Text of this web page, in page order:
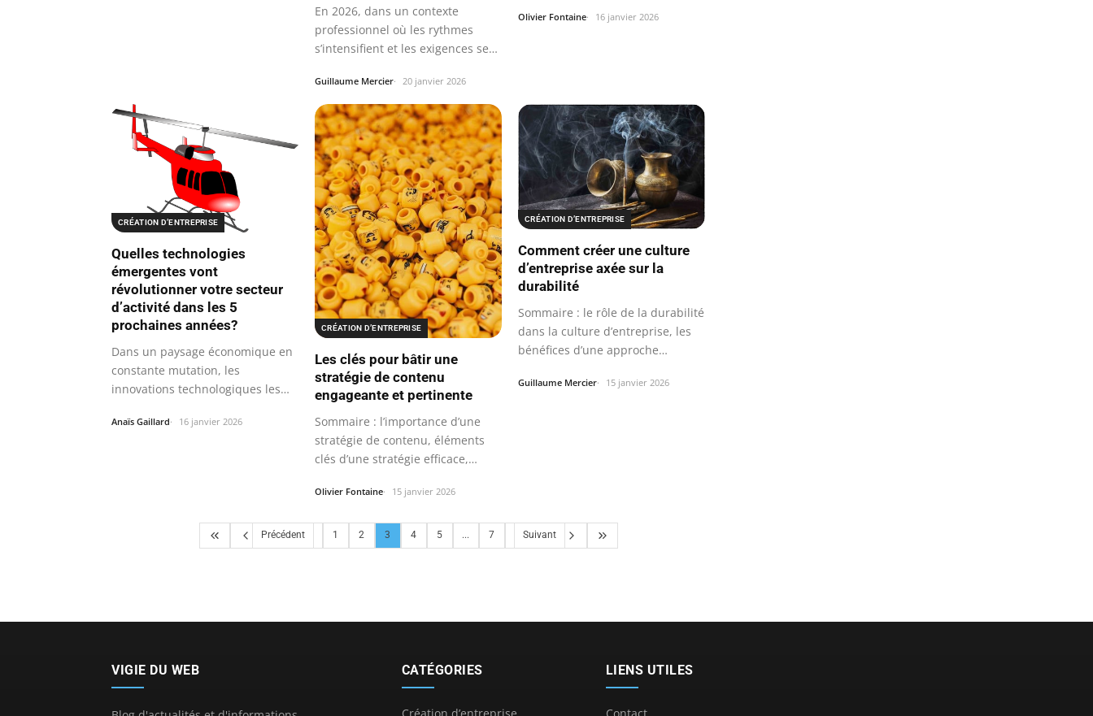
En 2026, dans un contexte
professionnel où les rythmes
s’intensifient et les exigences se…
Guillaume Mercier 20 janvier 2026
Olivier Fontaine 16 janvier 2026
CRÉATION D’ENTREPRISE
Quelles technologies
émergentes vont
révolutionner votre secteur
d’activité dans les 5
prochaines années?
Dans un paysage économique en
constante mutation, les
innovations technologiques les
Anaïs Gaillard 16 janvier 2026
CRÉATION D’ENTREPRISE
Les clés pour bâtir une
stratégie de contenu
engageante et pertinente
Sommaire : l’importance d’une
stratégie de contenu, éléments
clés d’une stratégie efficace,
Olivier Fontaine 15 janvier 2026
CRÉATION D’ENTREPRISE
Comment créer une culture
d’entreprise axée sur la
durabilité
Sommaire : le rôle de la durabilité
dans la culture d’entreprise, les
bénéfices d’une approche…
Guillaume Mercier 15 janvier 2026
Précédent 1 2 3 4 5 ... 7 Suivant
VIGIE DU WEB CATÉGORIES LIENS UTILES